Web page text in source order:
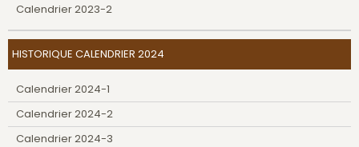
Calendrier 2023-2
HISTORIQUE CALENDRIER 2024
Calendrier 2024-1
Calendrier 2024-2
Calendrier 2024-3